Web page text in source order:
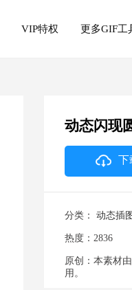
VIP特权 更多GIF工
动态闪现
下
分类： 动态插图
热度：2836
原创：本素材
用。